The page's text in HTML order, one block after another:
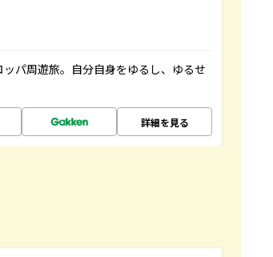
パ周遊旅。自分自身をゆるし、ゆるせ
詳細を見る